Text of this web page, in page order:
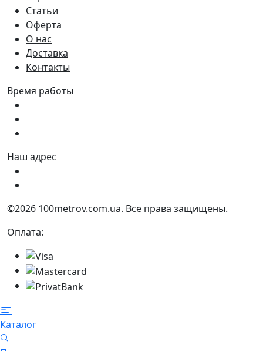
Статьи
Оферта
О нас
Доставка
Контакты
Время работы
Наш адрес
©2026 100metrov.com.ua. Все права защищены.
Оплата:
Каталог